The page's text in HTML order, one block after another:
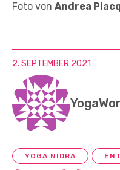
Foto von Andrea
2. SEPTEMBER 2021
YOGA NIDRA